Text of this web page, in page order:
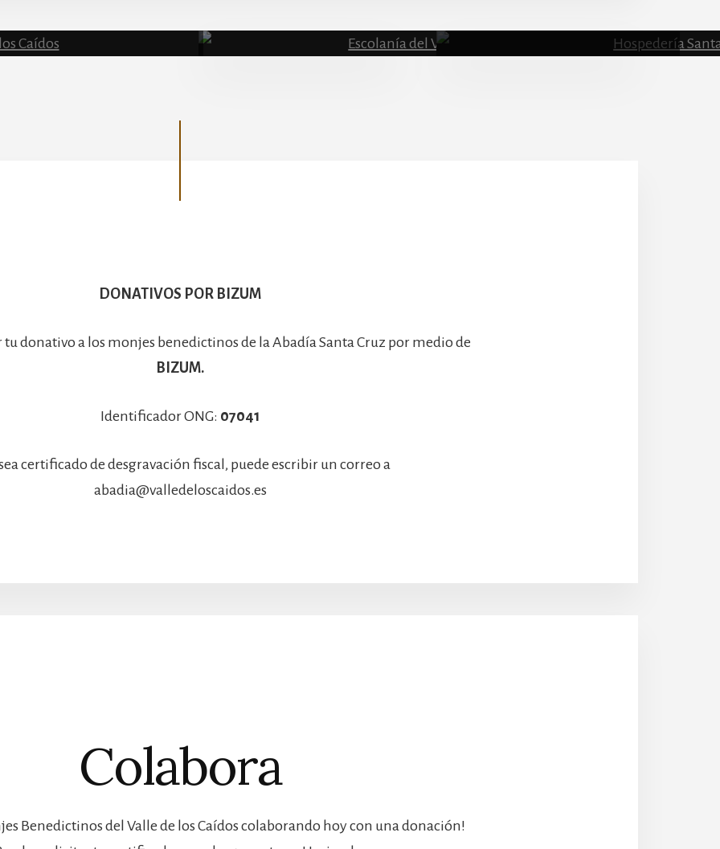
DONATIVOS POR BIZUM
tu donativo a los monjes benedictinos de la Abadía Santa Cruz por medio de
BIZUM.
Identificador ONG: 07041
certificado de desgravación fiscal, puede escribir un correo a
abadia@valledeloscaidos.es
Colabora
Benedictinos del Valle de los Caídos colaborando hoy con una donación!